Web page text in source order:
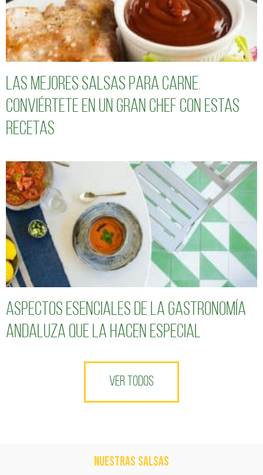
Las mejores salsas para carne.
Conviértete en un gran chef con estas
recetas
Aspectos esenciales de la gastronomía
andaluza que la hacen especial
VER TODOS
NUESTRAS SALSAS